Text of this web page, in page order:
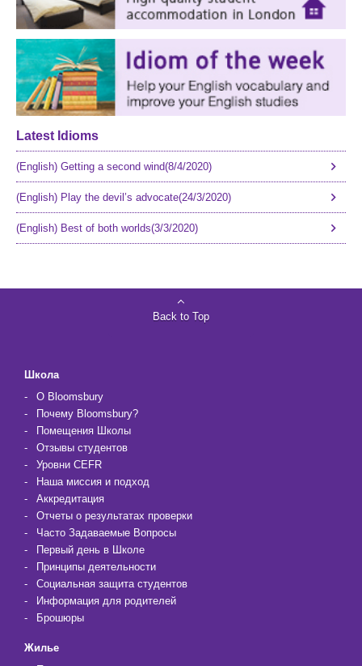
Latest Idioms
(English) Getting a second wind(8/4/2020)
(English) Play the devil’s advocate(24/3/2020)
(English) Best of both worlds(3/3/2020)
Back to Top
Школа
О Bloomsbury
Почему Bloomsbury?
Помещения Школы
Отзывы студентов
Уровни CEFR
Наша миссия и подход
Аккредитация
Отчеты о результатах проверки
Часто Задаваемые Вопросы
Первый день в Школе
Принципы деятельности
Социальная защита студентов
Информация для родителей
Брошюры
Жилье